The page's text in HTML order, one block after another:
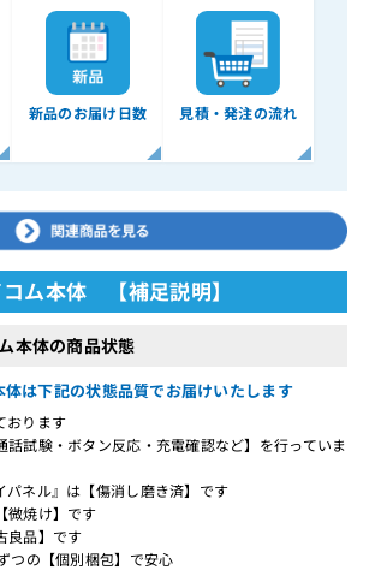
新品のお届け日数 見積・発注の流れ
ム本体 【補足説明】
本体の商品状態
は下記の状態品質でお届けいたします
おります
試験・ボタン反応・充電確認など】を行っていま
ネル』は【傷消し磨き済】です
焼け】です
品】です
の【個別梱包】で安心